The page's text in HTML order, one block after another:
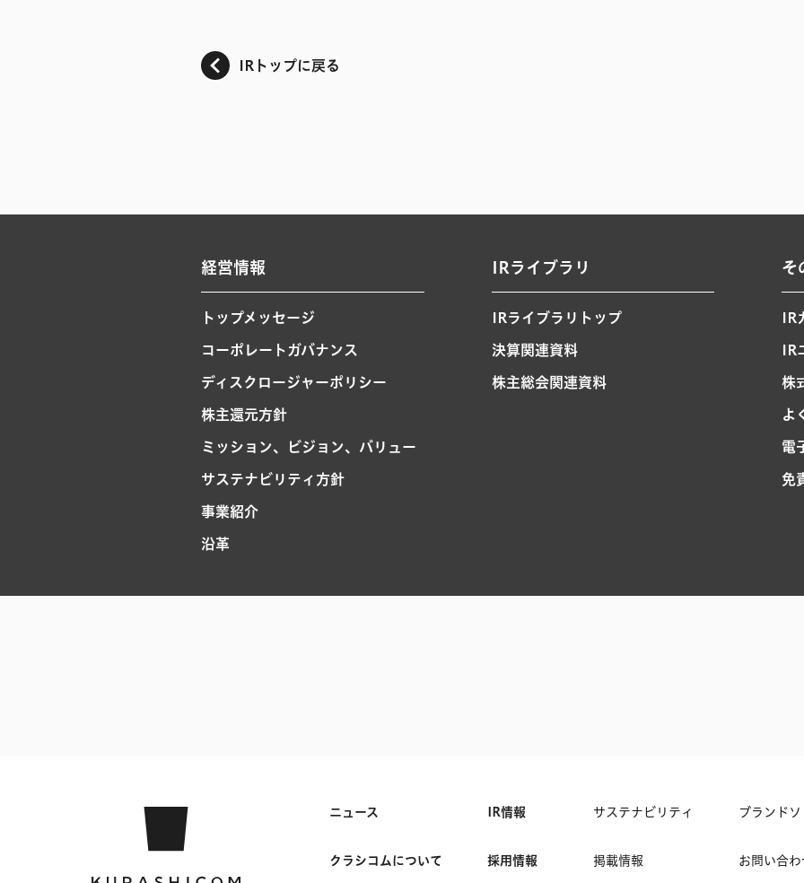
IRトップに戻る
経営情報
トップメッセージ
コーポレートガバナンス
ディスクロージャーポリシー
株主還元方針
ミッション、ビジョン、バリュー
サステナビリティ方針
事業紹介
沿革
IRライブラリ
IRライブラリトップ
決算関連資料
株主総会関連資料
そ
IR
IR
株
よ
電
免
ニュース
クラシコムについて
IR情報
採用情報
サステナビリティ
掲載情報
ブランド
お問い合わ